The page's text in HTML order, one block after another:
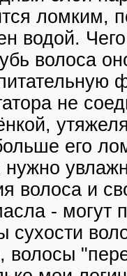
ломким,
водой.
волоса
не
его
волоса и
- могут
волосы